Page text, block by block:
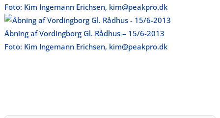
Foto: Kim Ingemann Erichsen, kim@peakpro.dk
Åbning af Vordingborg Gl. Rådhus – 15/6-2013
Foto: Kim Ingemann Erichsen, kim@peakpro.dk